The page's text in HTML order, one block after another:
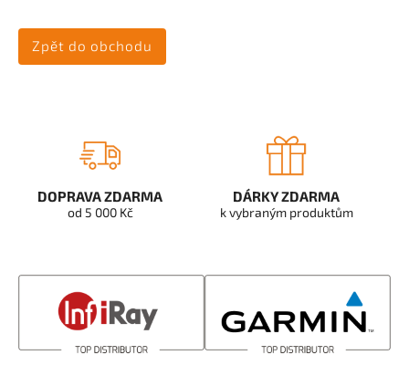
Zpět do obchodu
DOPRAVA ZDARMA
od 5 000 Kč
DÁRKY ZDARMA
k vybraným produktům